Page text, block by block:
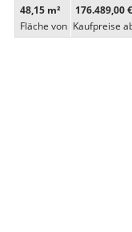
48,15 m²
Fläche von
176.489,00 €
Kaufpreise